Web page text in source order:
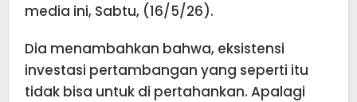
media ini, Sabtu, (16/5/26).
Dia menambahkan bahwa, eksistensi
investasi pertambangan yang seperti itu
tidak bisa untuk di pertahankan. Apalagi